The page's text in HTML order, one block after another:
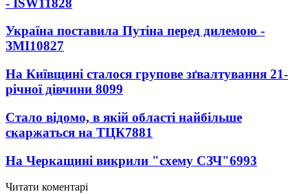
Україна поставила Путіна перед дилемою -
ЗМІ10827
На Київщині сталося групове зґвалтування 21-
річної дівчини 8099
Стало відомо, в якій області найбільше
скаржаться на ТЦК7881
На Черкащині викрили "схему СЗЧ"6993
Читати коментарі